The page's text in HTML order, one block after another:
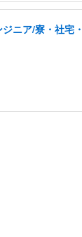
ニア/寮・社宅